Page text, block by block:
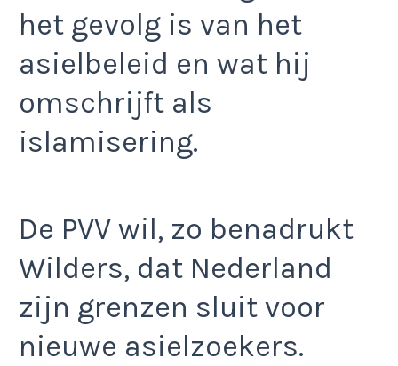
het gevolg is van het
asielbeleid en wat hij
omschrijft als
islamisering.
De PVV wil, zo benadrukt
Wilders, dat Nederland
zijn grenzen sluit voor
nieuwe asielzoekers.